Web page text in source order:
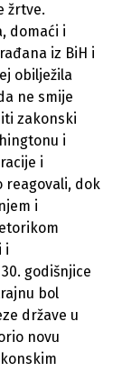
žrtve.
domaći i
iz BiH i
obilježila
ne smije
zakonski
i
i
reagovali, dok
i
i
godišnjice
bol
države u
novu